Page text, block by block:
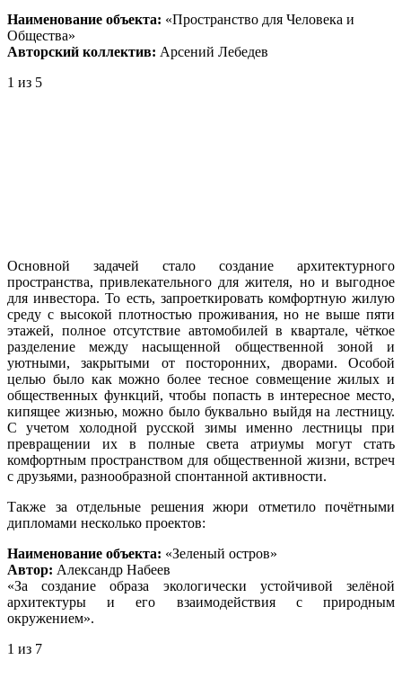
Наименование объекта: «Пространство для Человека и
Общества»
Авторский коллектив: Арсений Лебедев
1 из 5
Основной задачей стало создание архитектурного
пространства, привлекательного для жителя, но и выгодное
для инвестора. То есть, запроеткировать комфортную жилую
среду с высокой плотностью проживания, но не выше пяти
этажей, полное отсутствие автомобилей в квартале, чёткое
разделение между насыщенной общественной зоной и
уютными, закрытыми от посторонних, дворами. Особой
целью было как можно более тесное совмещение жилых и
общественных функций, чтобы попасть в интересное место,
кипящее жизнью, можно было буквально выйдя на лестницу.
С учетом холодной русской зимы именно лестницы при
превращении их в полные света атриумы могут стать
комфортным пространством для общественной жизни, встреч
с друзьями, разнообразной спонтанной активности.
Также за отдельные решения жюри отметило почётными
дипломами несколько проектов:
Наименование объекта: «Зеленый остров»
Автор: Александр Набеев
«За создание образа экологически устойчивой зелёной
архитектуры и его взаимодействия с природным
окружением».
1 из 7